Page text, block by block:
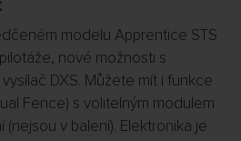
modelu Apprentice STS
nové možnosti s
DXS. Můžete mít i funkce
Fence) s volitelným modulem
(nejsou v balení). Elektronika je